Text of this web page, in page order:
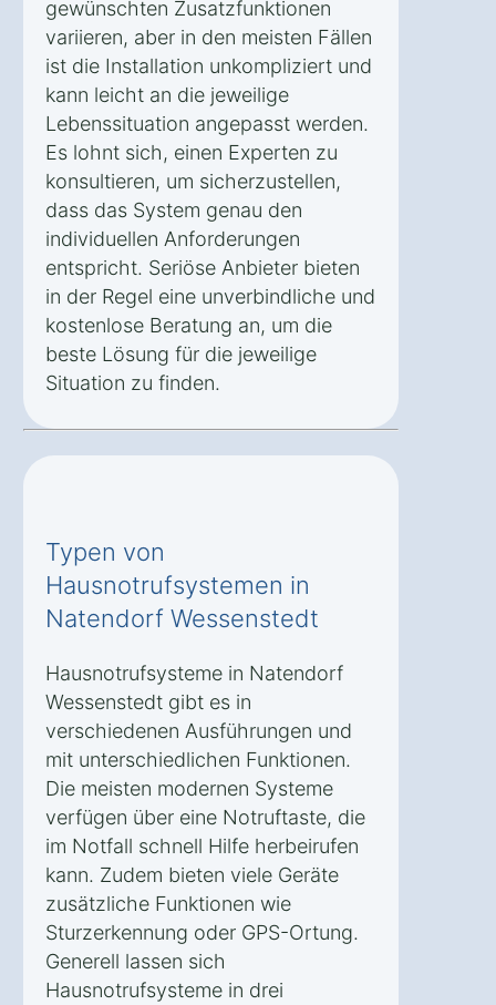
gewünschten Zusatzfunktionen
variieren, aber in den meisten Fällen
ist die Installation unkompliziert und
kann leicht an die jeweilige
Lebenssituation angepasst werden.
Es lohnt sich, einen Experten zu
konsultieren, um sicherzustellen,
dass das System genau den
individuellen Anforderungen
entspricht. Seriöse Anbieter bieten
in der Regel eine unverbindliche und
kostenlose Beratung an, um die
beste Lösung für die jeweilige
Situation zu finden.
Typen von
Hausnotrufsystemen in
Natendorf Wessenstedt
Hausnotrufsysteme in Natendorf
Wessenstedt gibt es in
verschiedenen Ausführungen und
mit unterschiedlichen Funktionen.
Die meisten modernen Systeme
verfügen über eine Notruftaste, die
im Notfall schnell Hilfe herbeirufen
kann. Zudem bieten viele Geräte
zusätzliche Funktionen wie
Sturzerkennung oder GPS-Ortung.
Generell lassen sich
Hausnotrufsysteme in drei